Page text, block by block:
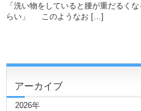
「洗い物をしていると腰が重だるく
らい」 このようなお […]
アーカイブ
2026年